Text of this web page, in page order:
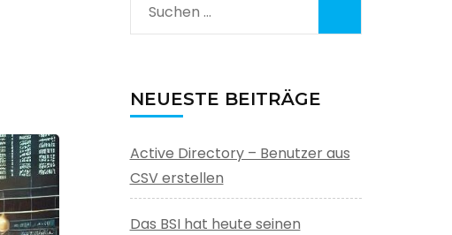
Suchen
nach:
NEUESTE BEITRÄGE
Active Directory – Benutzer aus
CSV erstellen
Das BSI hat heute seinen